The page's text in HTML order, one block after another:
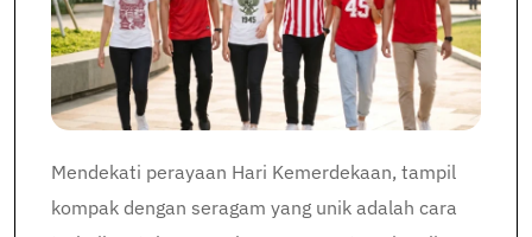
Mendekati perayaan Hari Kemerdekaan, tampil
kompak dengan seragam yang unik adalah cara